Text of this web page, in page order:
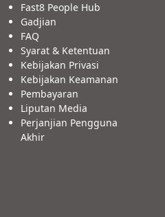
Fast8 People Hub
Gadjian
FAQ
Syarat & Ketentuan
Kebijakan Privasi
Kebijakan Keamanan
Pembayaran
Liputan Media
Perjanjian Pengguna
Akhir